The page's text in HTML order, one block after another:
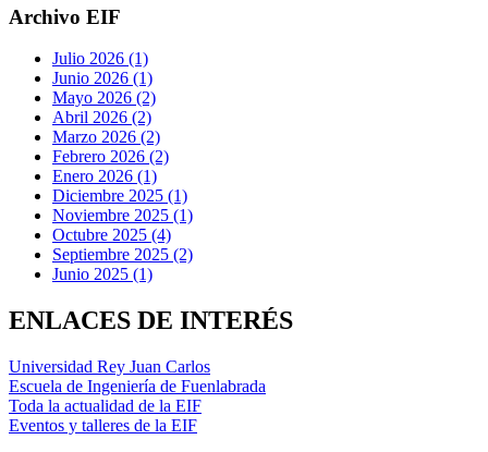
Archivo EIF
Julio 2026 (1)
Junio 2026 (1)
Mayo 2026 (2)
Abril 2026 (2)
Marzo 2026 (2)
Febrero 2026 (2)
Enero 2026 (1)
Diciembre 2025 (1)
Noviembre 2025 (1)
Octubre 2025 (4)
Septiembre 2025 (2)
Junio 2025 (1)
ENLACES DE INTERÉS
Universidad Rey Juan Carlos
Escuela de Ingeniería de Fuenlabrada
Toda la actualidad de la EIF
Eventos y talleres de la EIF